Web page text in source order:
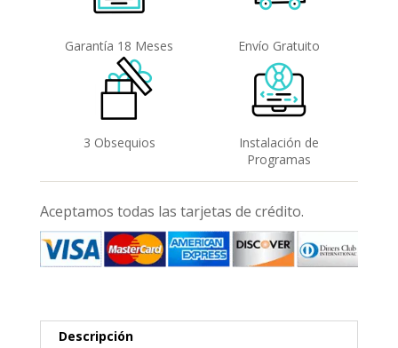
Garantía 18 Meses Envío Gratuito
3 Obsequios
Instalación de
Programas
Aceptamos todas las tarjetas de crédito.
Descripción